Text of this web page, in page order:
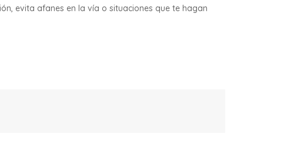
evita afanes en la vía o situaciones que te hagan